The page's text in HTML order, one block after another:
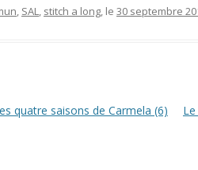
, SAL, stitch a long, le 30 septembre
quatre saisons de Carmela (6)